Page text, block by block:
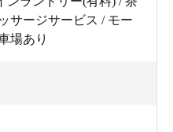
サージサービス / モー
場あり